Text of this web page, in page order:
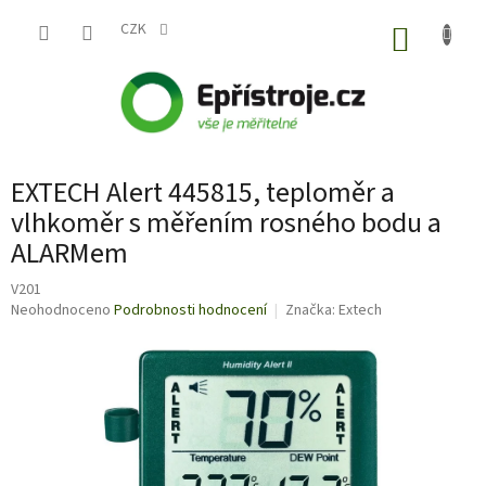
CZK
EXTECH Alert 445815, teploměr a
vlhkoměr s měřením rosného bodu a
ALARMem
V201
Průměrné
Neohodnoceno Podrobnosti hodnocení Značka: Extech